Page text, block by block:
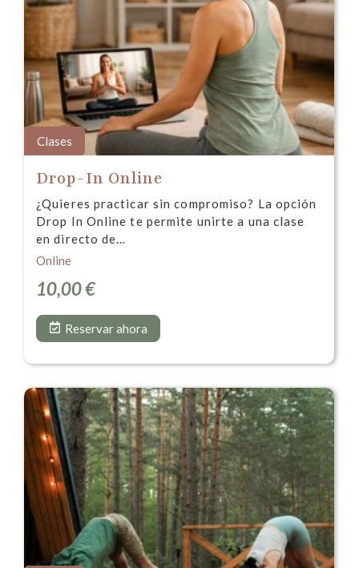
Clases
Drop-In Online
¿Quieres practicar sin compromiso? La opción
Drop In Online te permite unirte a una clase
en directo de…
Online
10,00€
Reservar ahora